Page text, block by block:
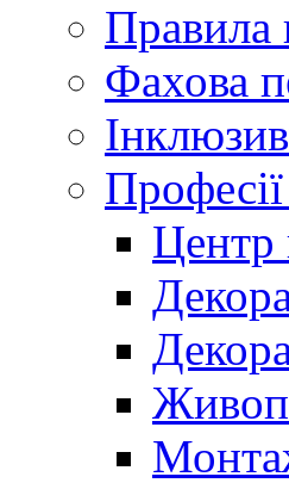
Правила
Фахова
Центр